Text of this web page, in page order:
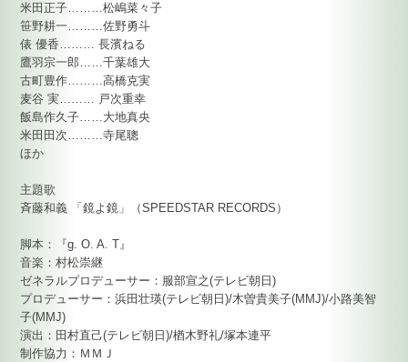
米田正子………松嶋菜々子
笹野耕一………佐野勇斗
俵 優香……… 長濱ねる
鷹羽宗一郎……千葉雄大
古町豊作………高橋克実
麦谷 実……… 戸次重幸
飯島作久子……大地真央
米田田次………寺尾聰
ほか
主題歌
斉藤和義 「鏡よ鏡」（SPEEDSTAR RECORDS）
脚本：『g. O. A. T』
音楽：村松崇継
ゼネラルプロデューサー：服部宣之(テレビ朝日)
プロデューサー：浜田壮瑛(テレビ朝日)/木曽貴美子(MMJ)/小路美智
子(MMJ)
演出：田村直己(テレビ朝日)/楢木野礼/塚本連平
制作協力：ＭＭＪ